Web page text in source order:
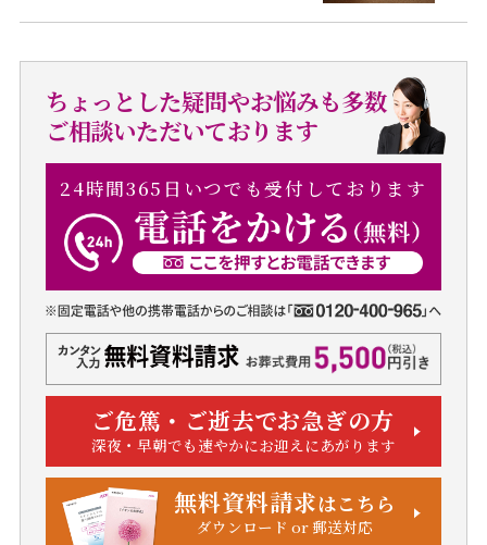
ちょっとした疑問やお悩みも多数
ご相談いただいております
24時間365日いつでも受付しております
ご危篤・ご逝去でお急ぎの方
深夜・早朝でも速やかにお迎えにあがります
無料資料請求はこちら
ダウンロード or 郵送対応